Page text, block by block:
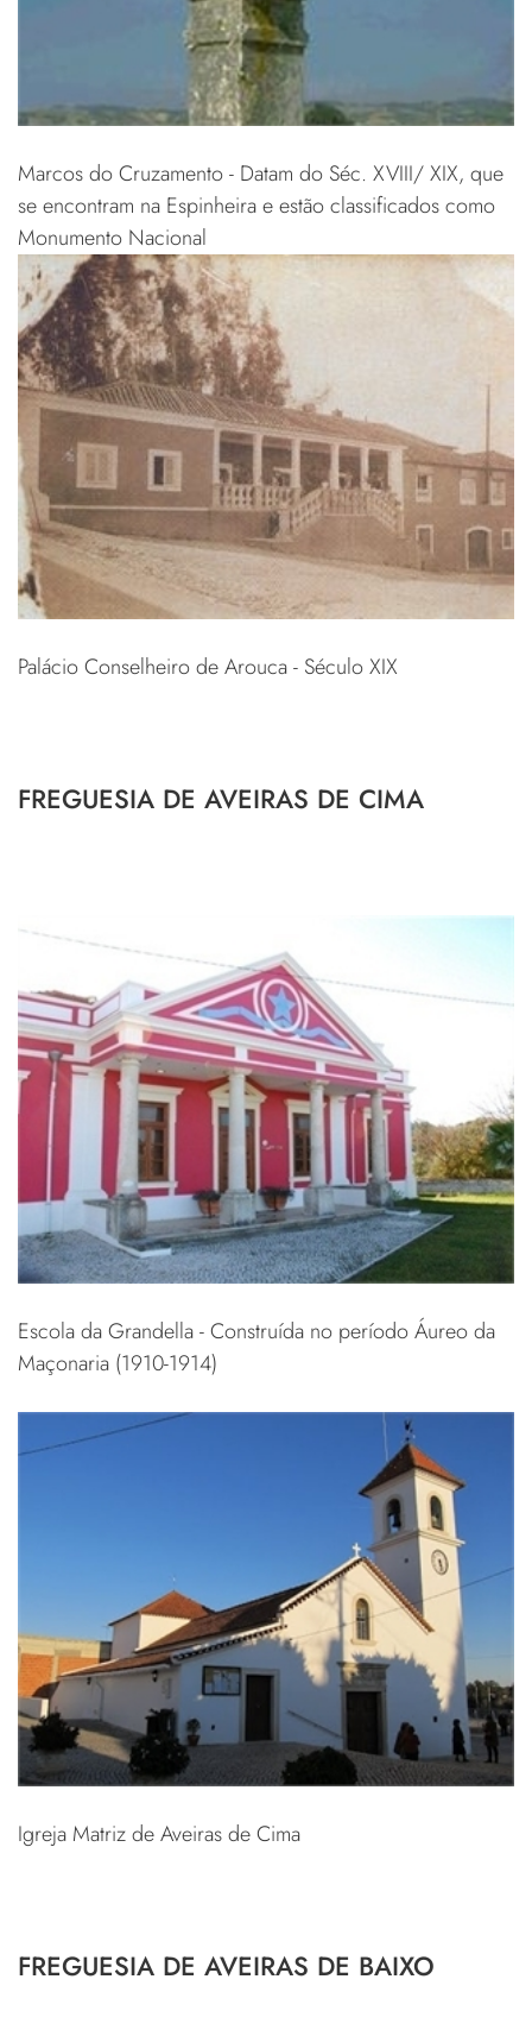
Marcos do Cruzamento - Datam do Séc. XVIII/ XIX, que
se encontram na Espinheira e estão classificados como
Monumento Nacional
Palácio Conselheiro de Arouca - Século XIX
FREGUESIA DE AVEIRAS DE CIMA
Escola da Grandella - Construída no período Áureo da
Maçonaria (1910-1914)
Igreja Matriz de Aveiras de Cima
FREGUESIA DE AVEIRAS DE BAIXO